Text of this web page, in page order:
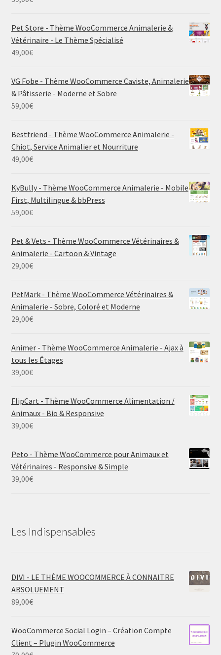
Pet Store - Thème WooCommerce Animalerie &
Vétérinaire - Le Thème Spécialisé
49,00€
VG Fobe - Thème WooCommerce Caviste, Animalerie
& Pâtisserie - Moderne et Sobre
59,00€
Bestfriend - Thème WooCommerce Animalerie -
Chiot, Service Animalier et Nourriture
49,00€
KyBully - Thème WooCommerce Animalerie - Mobile
First, Multilingue & bbPress
59,00€
Pet & Vets - Thème WooCommerce Vétérinaires &
Animalerie - Cartoon & Vintage
29,00€
PetMark - Thème WooCommerce Vétérinaires &
Animalerie - Sobre, Coloré et Moderne
29,00€
Animer - Thème WooCommerce Animalerie - Ajax à
tous les Étages
39,00€
FlipCart - Thème WooCommerce Alimentation /
Animaux - Bio & Responsive
39,00€
Peto - Thème WooCommerce pour Animaux et
Vétérinaires - Responsive & Simple
39,00€
Les Indispensables
DIVI - LE THÈME WOOCOMMERCE À CONNAITRE
ABSOLUEMENT
89,00€
WooCommerce Social Login – Création Compte
Client – Plugin WooCommerce